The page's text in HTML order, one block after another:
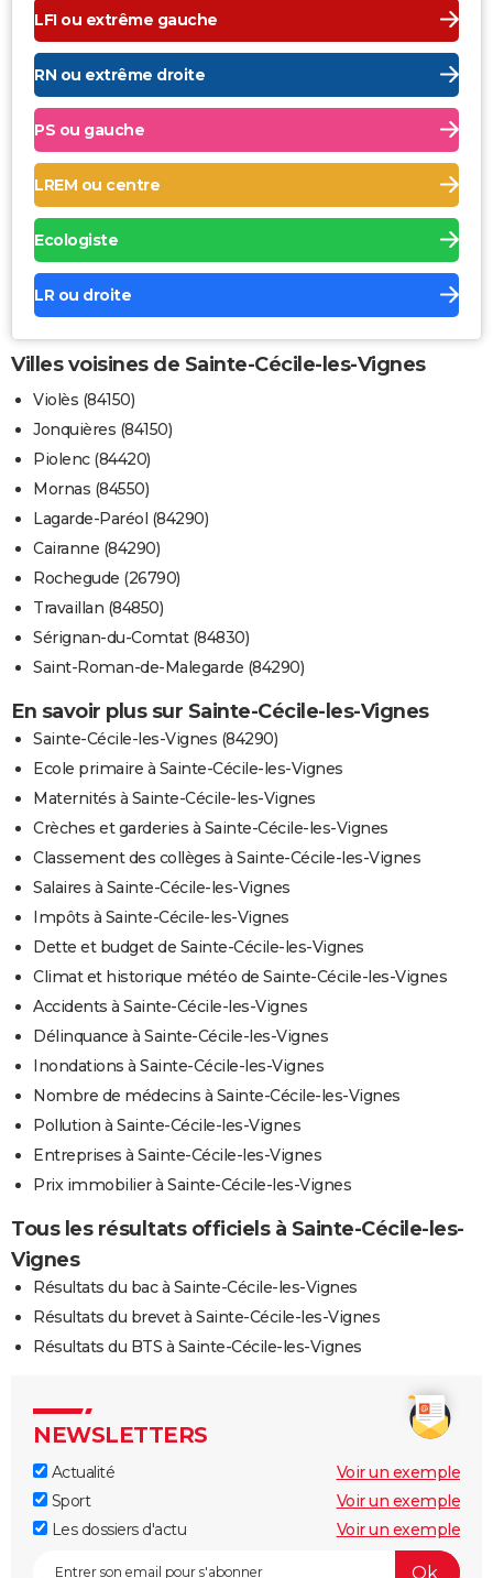
LFI ou extrême gauche
RN ou extrême droite
PS ou gauche
LREM ou centre
Ecologiste
LR ou droite
Villes voisines de Sainte-Cécile-les-Vignes
Violès (84150)
Jonquières (84150)
Piolenc (84420)
Mornas (84550)
Lagarde-Paréol (84290)
Cairanne (84290)
Rochegude (26790)
Travaillan (84850)
Sérignan-du-Comtat (84830)
Saint-Roman-de-Malegarde (84290)
En savoir plus sur Sainte-Cécile-les-Vignes
Sainte-Cécile-les-Vignes (84290)
Ecole primaire à Sainte-Cécile-les-Vignes
Maternités à Sainte-Cécile-les-Vignes
Crèches et garderies à Sainte-Cécile-les-Vignes
Classement des collèges à Sainte-Cécile-les-Vignes
Salaires à Sainte-Cécile-les-Vignes
Impôts à Sainte-Cécile-les-Vignes
Dette et budget de Sainte-Cécile-les-Vignes
Climat et historique météo de Sainte-Cécile-les-Vignes
Accidents à Sainte-Cécile-les-Vignes
Délinquance à Sainte-Cécile-les-Vignes
Inondations à Sainte-Cécile-les-Vignes
Nombre de médecins à Sainte-Cécile-les-Vignes
Pollution à Sainte-Cécile-les-Vignes
Entreprises à Sainte-Cécile-les-Vignes
Prix immobilier à Sainte-Cécile-les-Vignes
Tous les résultats officiels à Sainte-Cécile-les-
Vignes
Résultats du bac à Sainte-Cécile-les-Vignes
Résultats du brevet à Sainte-Cécile-les-Vignes
Résultats du BTS à Sainte-Cécile-les-Vignes
NEWSLETTERS
Actualité
Voir un exemple
Sport
Voir un exemple
Les dossiers d'actu
Voir un exemple